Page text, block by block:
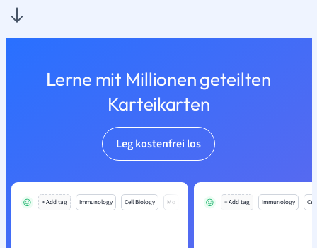
Lerne mit Millionen geteilten
Karteikarten
Leg kostenfrei los
+ Add tag Immunology Cell Biology Mo + Add tag Immunology